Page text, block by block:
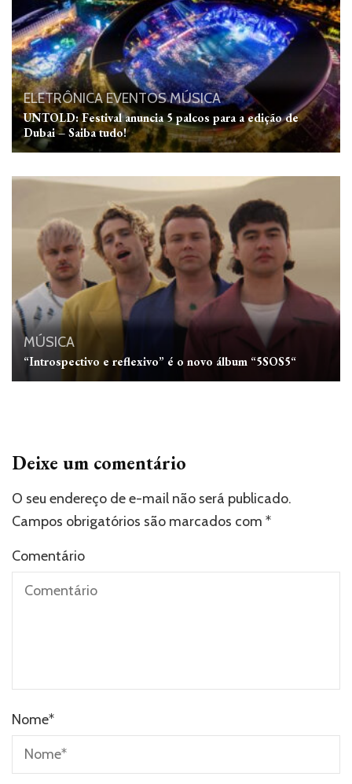
ELETRÔNICAEVENTOSMÚSICA
UNTOLD: Festival anuncia 5 palcos para a edição de
Dubai – Saiba tudo!
MÚSICA
“Introspectivo e reflexivo” é o novo álbum “5SOS5“
Deixe um comentário
O seu endereço de e-mail não será publicado.
Campos obrigatórios são marcados com *
Comentário
Nome*